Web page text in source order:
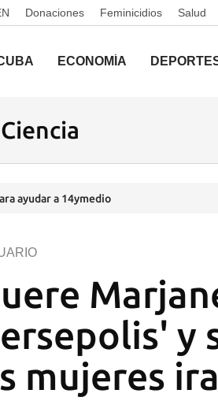
Donaciones Feminicidios Salud
ECONOMÍA
ayudar a 14ymedio
y
mujeres